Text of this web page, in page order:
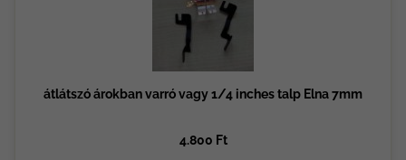
átlátszó árokban varró vagy 1/4 inches talp Elna 7mm
4.800 Ft